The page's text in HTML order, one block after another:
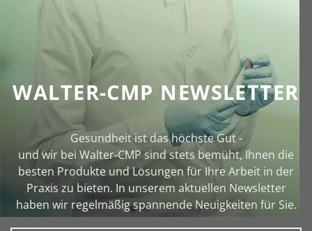
WALTER-CMP NEWSLETTER
Gesundheit ist das höchste Gut -
und wir bei Walter‑CMP sind stets bemüht, Ihnen die
besten Produkte und Lösungen für Ihre Arbeit in der
Praxis zu bieten. In unserem aktuellen Newsletter
haben wir regelmäßig spannende Neuigkeiten für Sie.